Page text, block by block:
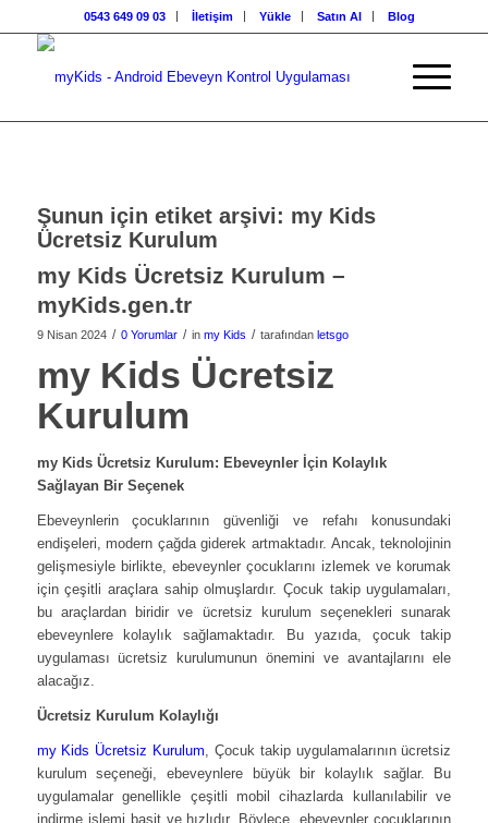
0543 649 09 03 İletişim Yükle Satın Al Blog
Şunun için etiket arşivi: my Kids
Ücretsiz Kurulum
my Kids Ücretsiz Kurulum –
myKids.gen.tr
9 Nisan 2024 / 0 Yorumlar / in my Kids / tarafından letsgo
my Kids Ücretsiz
Kurulum
my Kids Ücretsiz Kurulum: Ebeveynler İçin Kolaylık
Sağlayan Bir Seçenek
Ebeveynlerin çocuklarının güvenliği ve refahı konusundaki
endişeleri, modern çağda giderek artmaktadır. Ancak, teknolojinin
gelişmesiyle birlikte, ebeveynler çocuklarını izlemek ve korumak
için çeşitli araçlara sahip olmuşlardır. Çocuk takip uygulamaları,
bu araçlardan biridir ve ücretsiz kurulum seçenekleri sunarak
ebeveynlere kolaylık sağlamaktadır. Bu yazıda, çocuk takip
uygulaması ücretsiz kurulumunun önemini ve avantajlarını ele
alacağız.
Ücretsiz Kurulum Kolaylığı
my Kids Ücretsiz Kurulum, Çocuk takip uygulamalarının ücretsiz
kurulum seçeneği, ebeveynlere büyük bir kolaylık sağlar. Bu
uygulamalar genellikle çeşitli mobil cihazlarda kullanılabilir ve
indirme işlemi basit ve hızlıdır. Böylece, ebeveynler çocuklarının